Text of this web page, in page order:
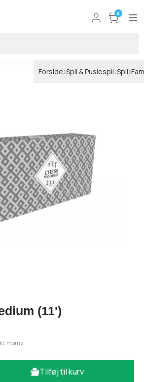
0
Forside Spil & Puslespil Spil
(11')
moms
Tilføj til kurv